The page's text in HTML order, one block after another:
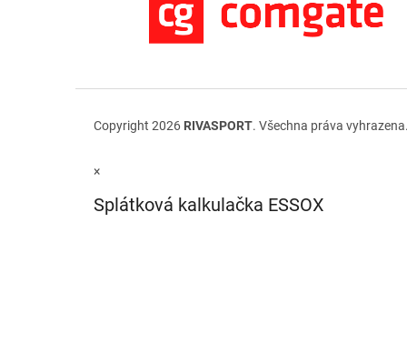
Copyright 2026 RIVASPORT. Všechna práva
×
Splátková kalkulačka ESSOX